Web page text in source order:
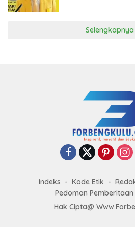
Selengkapnya
Indeks Kode Etik
Pedoman
Hak Cipta@